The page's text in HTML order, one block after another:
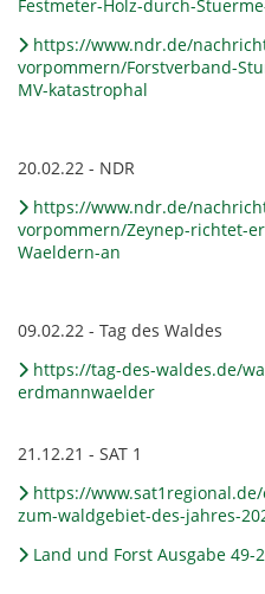
Festmeter-Holz-durch-
https://www.ndr.de/
vorpommern/Forstverband-
MV-katastrophal
20.02.22 - NDR
https://www.ndr.de/
vorpommern/Zeynep-richtet-
Waeldern-an
09.02.22 - Tag des Waldes
https://tag-des-waldes.de/
erdmannwaelder
21.12.21 - SAT 1
https://
zum-waldgebiet-des-jahres-
Land und Forst Ausgabe 49-